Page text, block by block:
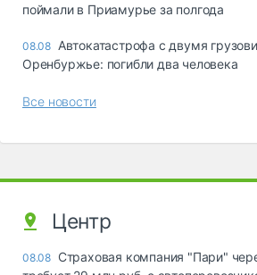
поймали в Приамурье за полгода
08.08 Автокатастрофа с двумя
Оренбуржье: погибли два человека
Все новости
Центр
08.08 Страховая компания "Пари"